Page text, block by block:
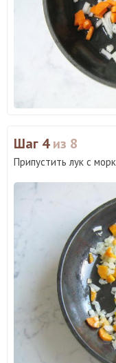
Шаг 4из 8
Припустить лук с